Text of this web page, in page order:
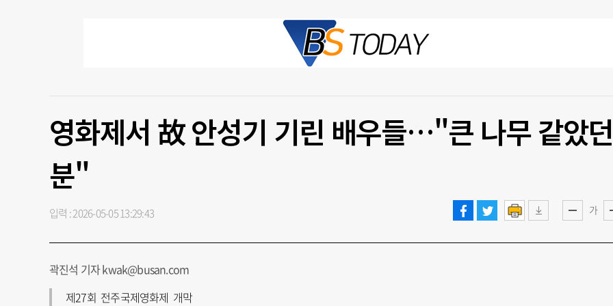
영화제서 故 안성기 기린 배우들…"큰 나무 같았던
분"
가
입력 : 2026-05-05 13:29:43
곽진석 기자 kwak@busan.com
제27회 전주국제영화제 개막